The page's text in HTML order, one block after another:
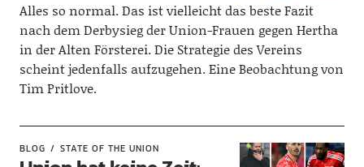
Alles so normal. Das ist vielleicht das beste Fazit
nach dem Derbysieg der Union-Frauen gegen Hertha
in der Alten Försterei. Die Strategie des Vereins
scheint jedenfalls aufzugehen. Eine Beobachtung von
Tim Pritlove.
BLOG STATE OF THE UNION